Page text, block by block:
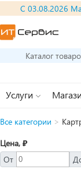
С 03.08.2026
Каталог
Услуги
Все категории >
Цена, ₽
От